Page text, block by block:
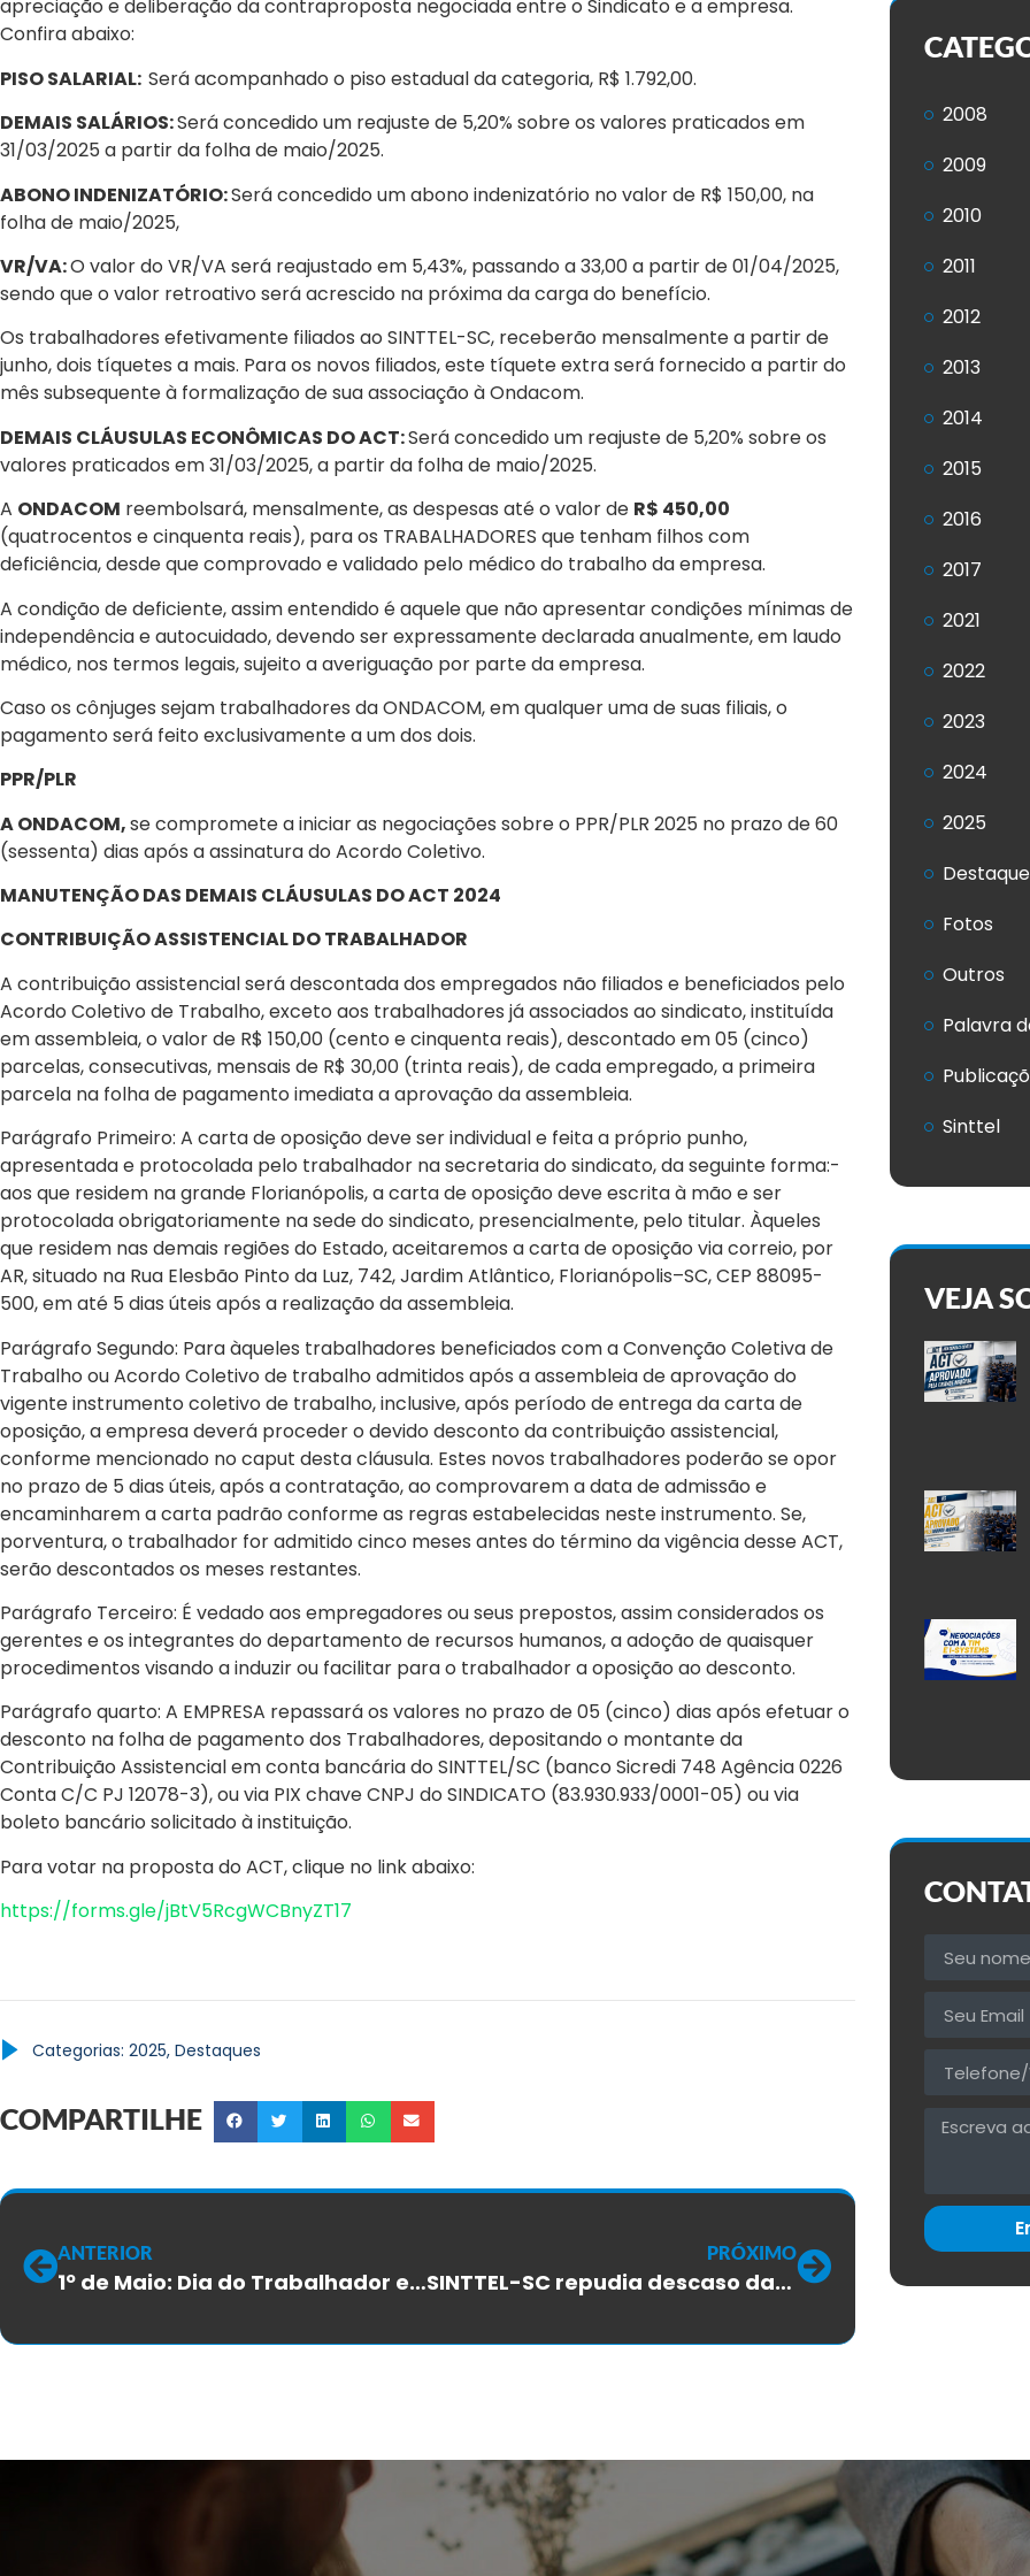
apreciação e deliberação da contraproposta negociada entre o Sindicato e a empresa.
Confira abaixo:
PISO SALARIAL: Será acompanhado o piso estadual da categoria, R$ 1.792,00.
DEMAIS SALÁRIOS:Será concedido um reajuste de 5,20% sobre os valores praticados em
31/03/2025 a partir da folha de maio/2025.
ABONO INDENIZATÓRIO:Será concedido um abono indenizatório no valor de R$ 150,00, na
folha de maio/2025,
VR/VA:O valor do VR/VA será reajustado em 5,43%, passando a 33,00 a partir de 01/04/2025,
sendo que o valor retroativo será acrescido na próxima da carga do benefício.
Os trabalhadores efetivamente filiados ao SINTTEL-SC, receberão mensalmente a partir de
junho, dois tíquetes a mais. Para os novos filiados, este tíquete extra será fornecido a partir do
mês subsequente à formalização de sua associação à Ondacom.
DEMAIS CLÁUSULAS ECONÔMICAS DO ACT:Será concedido um reajuste de 5,20% sobre os
valores praticados em 31/03/2025, a partir da folha de maio/2025.
A ONDACOM reembolsará, mensalmente, as despesas até o valor de R$ 450,00
(quatrocentos e cinquenta reais), para os TRABALHADORES que tenham filhos com
deficiência, desde que comprovado e validado pelo médico do trabalho da empresa.
A condição de deficiente, assim entendido é aquele que não apresentar condições mínimas de
independência e autocuidado, devendo ser expressamente declarada anualmente, em laudo
médico, nos termos legais, sujeito a averiguação por parte da empresa.
Caso os cônjuges sejam trabalhadores da ONDACOM, em qualquer uma de suas filiais, o
pagamento será feito exclusivamente a um dos dois.
PPR/PLR
A ONDACOM,se compromete a iniciar as negociações sobre o PPR/PLR 2025 no prazo de 60
(sessenta) dias após a assinatura do Acordo Coletivo.
MANUTENÇÃO DAS DEMAIS CLÁUSULAS DO ACT 2024
CONTRIBUIÇÃO ASSISTENCIAL DO TRABALHADOR
A contribuição assistencial será descontada dos empregados não filiados e beneficiados pelo
Acordo Coletivo de Trabalho, exceto aos trabalhadores já associados ao sindicato, instituída
em assembleia, o valor de R$ 150,00 (cento e cinquenta reais), descontado em 05 (cinco)
parcelas, consecutivas, mensais de R$ 30,00 (trinta reais), de cada empregado, a primeira
parcela na folha de pagamento imediata a aprovação da assembleia.
Parágrafo Primeiro: A carta de oposição deve ser individual e feita a próprio punho,
apresentada e protocolada pelo trabalhador na secretaria do sindicato, da seguinte forma:-
aos que residem na grande Florianópolis, a carta de oposição deve escrita à mão e ser
protocolada obrigatoriamente na sede do sindicato, presencialmente, pelo titular. Àqueles
que residem nas demais regiões do Estado, aceitaremos a carta de oposição via correio, por
AR, situado na Rua Elesbão Pinto da Luz, 742, Jardim Atlântico, Florianópolis–SC, CEP 88095-
500, em até 5 dias úteis após a realização da assembleia.
Parágrafo Segundo: Para àqueles trabalhadores beneficiados com a Convenção Coletiva de
Trabalho ou Acordo Coletivo de trabalho admitidos após a assembleia de aprovação do
vigente instrumento coletivo de trabalho, inclusive, após período de entrega da carta de
oposição, a empresa deverá proceder o devido desconto da contribuição assistencial,
conforme mencionado no caput desta cláusula. Estes novos trabalhadores poderão se opor
no prazo de 5 dias úteis, após a contratação, ao comprovarem a data de admissão e
encaminharem a carta padrão conforme as regras estabelecidas neste instrumento. Se,
porventura, o trabalhador for admitido cinco meses antes do término da vigência desse ACT,
serão descontados os meses restantes.
Parágrafo Terceiro: É vedado aos empregadores ou seus prepostos, assim considerados os
gerentes e os integrantes do departamento de recursos humanos, a adoção de quaisquer
procedimentos visando a induzir ou facilitar para o trabalhador a oposição ao desconto.
Parágrafo quarto: A EMPRESA repassará os valores no prazo de 05 (cinco) dias após efetuar o
desconto na folha de pagamento dos Trabalhadores, depositando o montante da
Contribuição Assistencial em conta bancária do SINTTEL/SC (banco Sicredi 748 Agência 0226
Conta C/C PJ 12078-3), ou via PIX chave CNPJ do SINDICATO (83.930.933/0001-05) ou via
boleto bancário solicitado à instituição.
Para votar na proposta do ACT, clique no link abaixo:
https://forms.gle/jBtV5RcgWCBnyZT17
Categorias: 2025, Destaques
COMPARTILHE
ANTERIOR
1º de Maio: Dia do Trabalhador e da Trabalhadora reforça conquistas e desafios
PRÓXIMO
SINTTEL-SC repudia descaso da TLP com os trabalhadores
2008
2009
2010
2011
2012
2013
2014
2015
2016
2017
2021
2022
2023
2024
2025
Fotos
Outros
Palavra
Sinttel
VEJA